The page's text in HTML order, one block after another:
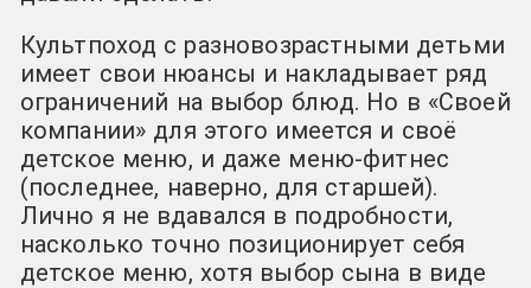
Культпоход с разновозрастными детьми
имеет свои нюансы и накладывает ряд
ограничений на выбор блюд. Но в «Своей
компании» для этого имеется и своё
детское меню, и даже меню-фитнес
(последнее, наверно, для старшей).
Лично я не вдавался в подробности,
насколько точно позиционирует себя
детское меню, хотя выбор сына в виде